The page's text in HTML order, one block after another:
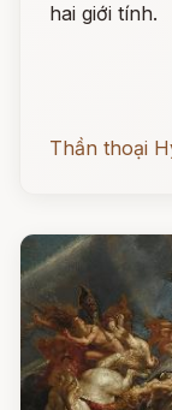
hai giới tính.
Thần thoại